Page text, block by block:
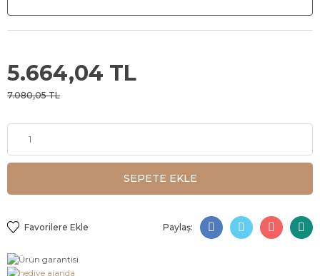
5.664,04 TL
7.080,05 TL
SEPETE EKLE
Paylaş: